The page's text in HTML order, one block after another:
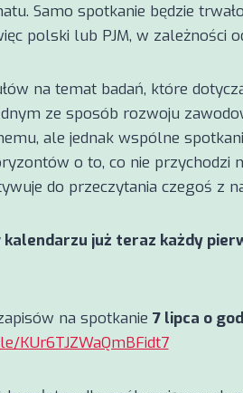
Samo spotkanie będzie
polski lub PJM, w zależności
na temat badań, które
ze sposób rozwoju
ale jednak wspólne
o to, co nie przychodzi
do przeczytania czegoś z
kalendarzu już teraz każdy
na spotkanie 7 lipca o
KUr6TJZWaQmBFidt7